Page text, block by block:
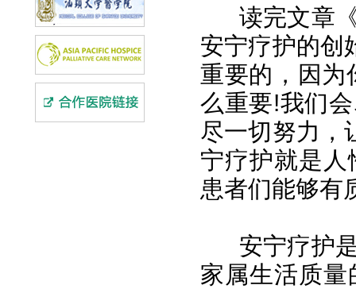
读完文章《
安宁疗护的创
重要的，因为
么重要!我们
尽一切努力，
宁疗护就是
患者们能够有
安宁疗护是
家属生活质